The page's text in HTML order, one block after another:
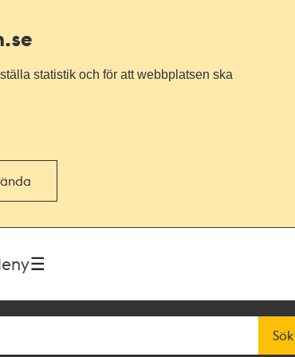
statistik och för att webbplatsen ska
Sök